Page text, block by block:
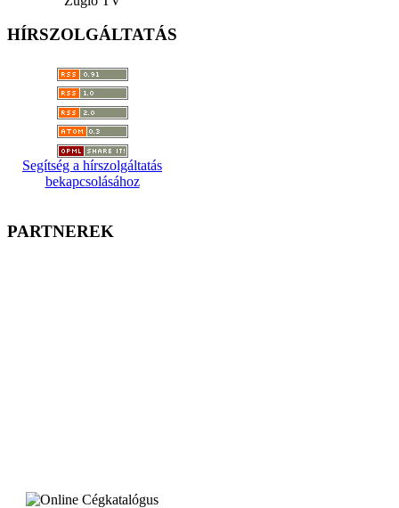
HÍRSZOLGÁLTATÁS
Segítség a hírszolgáltatás
bekapcsolásához
PARTNEREK